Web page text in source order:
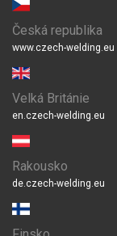
Česká republika
www.czech-welding.eu
Velká Británie
en.czech-welding.eu
Rakousko
de.czech-welding.eu